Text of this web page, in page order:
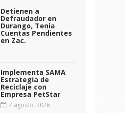
Detienen a
Defraudador en
Durango, Tenia
Cuentas Pendientes
en Zac.
Implementa SAMA
Estrategia de
Reciclaje con
Empresa PetStar
7 agosto, 2026